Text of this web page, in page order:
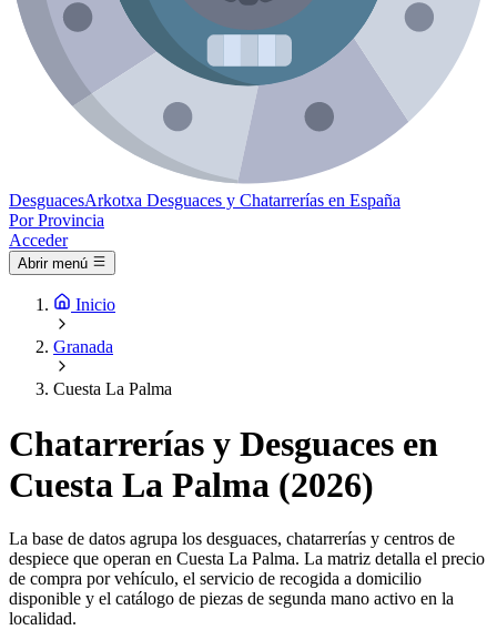
DesguacesArkotxa Desguaces y Chatarrerías en España
Por Provincia
Acceder
Abrir menú
Inicio
Granada
Cuesta La Palma
Chatarrerías y Desguaces en
Cuesta La Palma (2026)
La base de datos agrupa los desguaces, chatarrerías y centros de
despiece que operan en Cuesta La Palma. La matriz detalla el precio
de compra por vehículo, el servicio de recogida a domicilio
disponible y el catálogo de piezas de segunda mano activo en la
localidad.